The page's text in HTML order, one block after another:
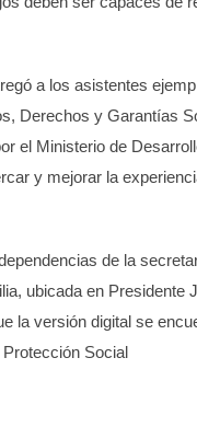
a los asistentes
Derechos y Garantías
el Ministerio de
y mejorar la
de la
ubicada en Presidente
la versión digital se
Social